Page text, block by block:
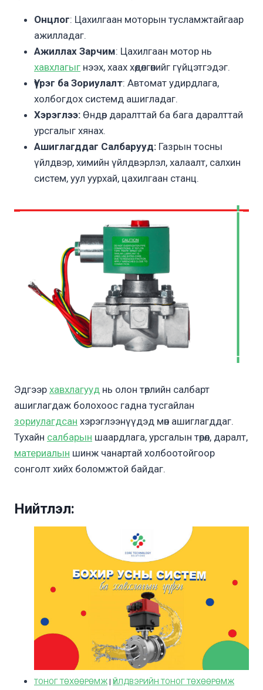
Онцлог: Цахилгаан моторын тусламжтайгаар
ажилладаг.
Ажиллах Зарчим: Цахилгаан мотор нь
хавхлагыг нээх, хаах хөдөлгөөнийг гүйцэтгэдэг.
Үүрэг ба Зориулалт: Автомат удирдлага,
холбогдох системд ашигладаг.
Хэрэглээ: Өндөр даралттай ба бага даралттай
урсгалыг хянах.
Ашиглагддаг Салбарууд: Газрын тосны
үйлдвэр, химийн үйлдвэрлэл, халаалт, салхин
систем, уул уурхай, цахилгаан станц.
Эдгээр хавхлагууд нь олон төрлийн салбарт
ашиглагдаж болохоос гадна тусгайлан
зориулагдсан хэрэглээнүүдэд мөн ашиглагддаг.
Тухайн салбарын шаардлага, урсгалын төрөл, даралт,
материалын шинж чанартай холбоотойгоор
сонголт хийх боломжтой байдаг.
Нийтлэл:
ТОНОГ ТӨХӨӨРӨМЖ | ҮЙЛДВЭРИЙН ТОНОГ ТӨХӨӨРӨМЖ